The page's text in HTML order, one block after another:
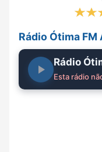
Rádio Ótima FM
Rádio
Esta rádio